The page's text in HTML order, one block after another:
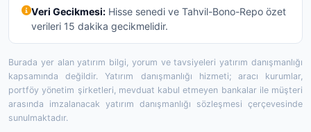
Veri Gecikmesi:Hisse senedi ve Tahvil-Bono-Repo özet
verileri 15 dakika gecikmelidir.
Burada yer alan yatırım bilgi, yorum ve tavsiyeleri yatırım danışmanlığı
kapsamında değildir. Yatırım danışmanlığı hizmeti; aracı kurumlar,
portföy yönetim şirketleri, mevduat kabul etmeyen bankalar ile müşteri
arasında imzalanacak yatırım danışmanlığı sözleşmesi çerçevesinde
sunulmaktadır.